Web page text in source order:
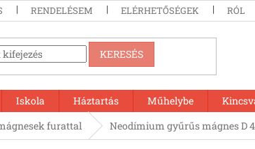
RENDELÉSEM ELÉRHETŐSÉGEK
KERESÉS
Iskola Háztartás Műhelybe
furattal Neodímium gyűrűs mágnes D